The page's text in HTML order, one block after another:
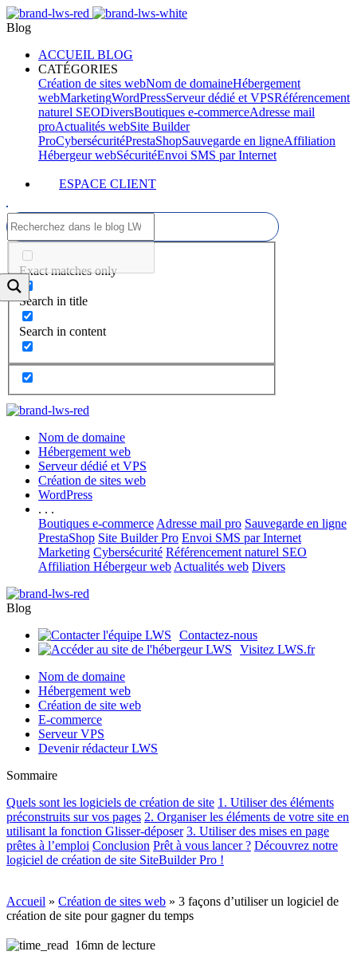
Blog
ACCUEIL BLOG
CATÉGORIES
Création de sites webNom de domaineHébergement
webMarketingWordPressServeur dédié et VPSRéférencement
naturel SEODiversBoutiques e-commerceAdresse mail
proActualités webSite Builder
ProCybersécuritéPrestaShopSauvegarde en ligneAffiliation
Hébergeur webSécuritéEnvoi SMS par Internet
ESPACE CLIENT
Exact matches only
Search in title
Search in content
Nom de domaine
Hébergement web
Serveur dédié et VPS
Création de sites web
WordPress
. . .
Boutiques e-commerce Adresse mail pro Sauvegarde en ligne
PrestaShop Site Builder Pro Envoi SMS par Internet
Marketing Cybersécurité Référencement naturel SEO
Affiliation Hébergeur web Actualités web Divers
Blog
Contactez-nous
Visitez LWS.fr
Nom de domaine
Hébergement web
Création de site web
E-commerce
Serveur VPS
Devenir rédacteur LWS
Sommaire
Quels sont les logiciels de création de site 1. Utiliser des éléments
préconstruits sur vos pages 2. Organiser les éléments de votre site en
utilisant la fonction Glisser-déposer 3. Utiliser des mises en page
prêtes à l’emploi Conclusion Prêt à vous lancer ? Découvrez notre
logiciel de création de site SiteBuilder Pro !
Accueil » Création de sites web » 3 façons d’utiliser un logiciel de
création de site pour gagner du temps
16mn de lecture